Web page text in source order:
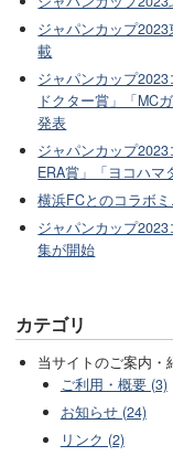
ジャパンカップ
載
ジャパンカップ
ドクター賞」「MC
発表
ジャパンカップ
ERA賞」「ヨコハマ
横浜FCとのコラボ
ジャパンカップ
集が開始
カテゴリ
当サイトのご案内・
ご利用・概要 (3)
お知らせ (24)
リンク (2)